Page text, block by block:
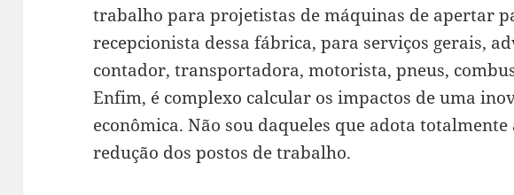
trabalho para projetistas de máquinas de apertar
recepcionista dessa fábrica, para serviços gerais,
contador, transportadora, motorista, pneus,
Enfim, é complexo calcular os impactos de uma
econômica. Não sou daqueles que adota totalmente
redução dos postos de trabalho.